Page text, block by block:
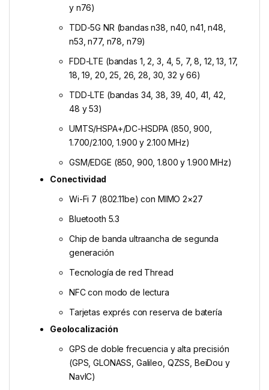
y n76)
TDD-5G NR (bandas n38, n40, n41, n48,
n53, n77, n78, n79)
FDD-LTE (bandas 1, 2, 3, 4, 5, 7, 8, 12, 13, 17,
18, 19, 20, 25, 26, 28, 30, 32 y 66)
TDD-LTE (bandas 34, 38, 39, 40, 41, 42,
48 y 53)
UMTS/HSPA+/DC-HSDPA (850, 900,
1.700/2.100, 1.900 y 2.100 MHz)
GSM/EDGE (850, 900, 1.800 y 1.900 MHz)
Conectividad
Wi-Fi 7 (802.11be) con MIMO 2×27
Bluetooth 5.3
Chip de banda ultraancha de segunda
generación
Tecnología de red Thread
NFC con modo de lectura
Tarjetas exprés con reserva de batería
Geolocalización
GPS de doble frecuencia y alta precisión
(GPS, GLONASS, Galileo, QZSS, BeiDou y
NavIC)